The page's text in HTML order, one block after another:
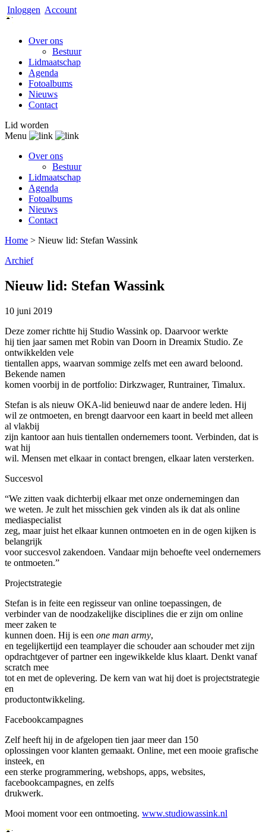
Inloggen Account
Over ons
Bestuur
Lidmaatschap
Agenda
Fotoalbums
Nieuws
Contact
Lid worden
Menu
Over ons
Bestuur
Lidmaatschap
Agenda
Fotoalbums
Nieuws
Contact
Home > Nieuw lid: Stefan Wassink
Archief
Nieuw lid: Stefan Wassink
10 juni 2019
Deze zomer richtte hij Studio Wassink op. Daarvoor werkte
hij tien jaar samen met Robin van Doorn in Dreamix Studio. Ze
ontwikkelden vele
tientallen apps, waarvan sommige zelfs met een award beloond.
Bekende namen
komen voorbij in de portfolio: Dirkzwager, Runtrainer, Timalux.
Stefan is als nieuw OKA-lid benieuwd naar de andere leden. Hij
wil ze ontmoeten, en brengt daarvoor een kaart in beeld met alleen
al vlakbij
zijn kantoor aan huis tientallen ondernemers toont. Verbinden, dat is
wat hij
wil. Mensen met elkaar in contact brengen, elkaar laten versterken.
Succesvol
“We zitten vaak dichterbij elkaar met onze ondernemingen dan
we weten. Je zult het misschien gek vinden als ik dat als online
mediaspecialist
zeg, maar juist het elkaar kunnen ontmoeten en in de ogen kijken is
belangrijk
voor succesvol zakendoen. Vandaar mijn behoefte veel ondernemers
te ontmoeten.”
Projectstrategie
Stefan is in feite een regisseur van online toepassingen, de
verbinder van de noodzakelijke disciplines die er zijn om online
meer zaken te
kunnen doen. Hij is een one man army,
en tegelijkertijd een teamplayer die schouder aan schouder met zijn
opdrachtgever of partner een ingewikkelde klus klaart. Denkt vanaf
scratch mee
tot en met de oplevering. De kern van wat hij doet is projectstrategie
en
productontwikkeling.
Facebookcampagnes
Zelf heeft hij in de afgelopen tien jaar meer dan 150
oplossingen voor klanten gemaakt. Online, met een mooie grafische
insteek, en
een sterke programmering, webshops, apps, websites,
facebookcampagnes, en zelfs
drukwerk.
Mooi moment voor een ontmoeting. www.studiowassink.nl